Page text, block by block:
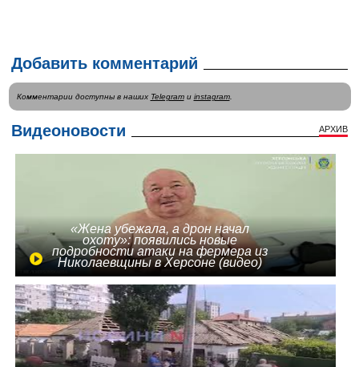
Добавить комментарий
Комментарии доступны в наших Telegramи instagram.
Видеоновости АРХИВ
«Жена убежала, а дрон начал
охоту»: появились новые
подробности атаки на фермера из
Николаевщины в Херсоне (видео)